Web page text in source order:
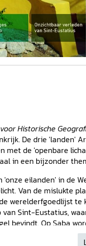
Historische
De drie 'landen'
met de 'openbare
in een bijzonder
eilanden' in de
Van de mislukte
werelderfgoedlijst
Sint-Eustatius,
bevindt. Op Saba
aan het